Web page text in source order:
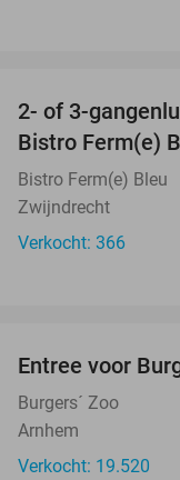
2- of 3-
Bistro Ferm(e)
Bistro Ferm(e) Bleu
Zwijndrecht
Verkocht: 366
Entree voor
Burgers´ Zoo
Arnhem
Verkocht: 19.520